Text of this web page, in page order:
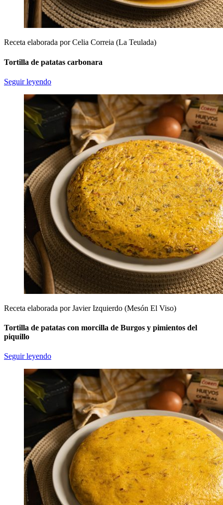
Receta elaborada por Celia Correia (La Teulada)
Tortilla de patatas carbonara
Seguir leyendo
Receta elaborada por Javier Izquierdo (Mesón El Viso)
Tortilla de patatas con morcilla de Burgos y pimientos del
piquillo
Seguir leyendo